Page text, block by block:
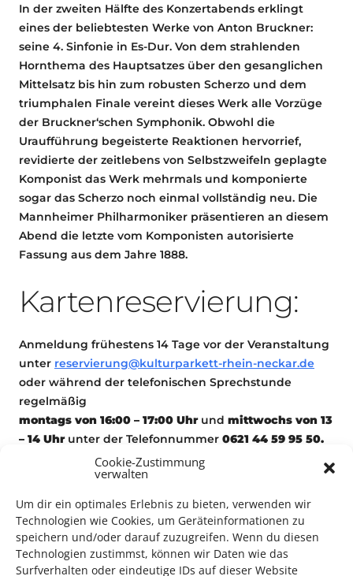
Cookie-Zustimmung
verwalten
Um dir ein optimales Erlebnis zu bieten, verwenden wir
Technologien wie Cookies, um Geräteinformationen zu
speichern und/oder darauf zuzugreifen. Wenn du diesen
Technologien zustimmst, können wir Daten wie das
Surfverhalten oder eindeutige IDs auf dieser Website
In der zweiten Hälfte des Konzertabends erklingt
eines der beliebtesten Werke von Anton Bruckner:
seine 4. Sinfonie in Es-Dur. Von dem strahlenden
Hornthema des Hauptsatzes über den gesanglichen
Mittelsatz bis hin zum robusten Scherzo und dem
triumphalen Finale vereint dieses Werk alle Vorzüge
der Bruckner‘schen Symphonik. Obwohl die
Uraufführung begeisterte Reaktionen hervorrief,
revidierte der zeitlebens von Selbstzweifeln geplagte
Komponist das Werk mehrmals und komponierte
sogar das Scherzo noch einmal vollständig neu. Die
Mannheimer Philharmoniker präsentieren an diesem
Abend die letzte vom Komponisten autorisierte
Fassung aus dem Jahre 1888.
Kartenreservierung:
Anmeldung frühestens 14 Tage vor der Veranstaltung
unter reservierung@kulturparkett-rhein-neckar.de
oder während der telefonischen Sprechstunde
regelmäßig
montags von 16:00 – 17:00 Uhrund mittwochs von 13
– 14 Uhr unter der Telefonnummer 0621 44 59 95 50.
– Bitt keine Reservierungen auf den
Anruufbeantworter –
Konzert